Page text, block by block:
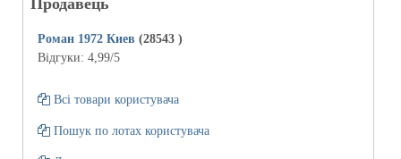
Продавець
Роман 1972 Киев (28543 )
Відгуки: 4,99/5
Всі товари користувача
Пошук по лотах користувача